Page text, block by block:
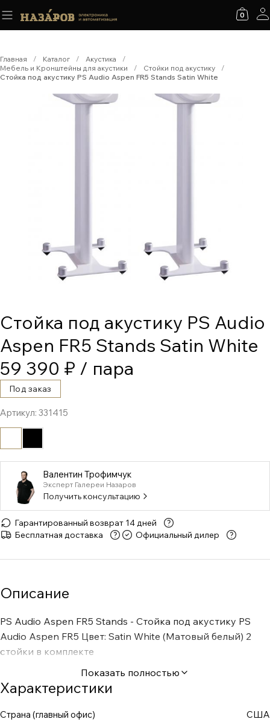
0
Главная / Каталог / Акустика
/
Мебель и Кронштейны для акустики
/ Стойки под акустику
/
Стойка под акустику PS Audio Aspen FR5 Stands Satin White
Стойка под акустику PS Audio
Aspen FR5 Stands Satin White
59 390 ₽ / пара
Под заказ
Артикул: 331415
Валентин Трофимчук
Эксперт Галереи Назаров
Получить консультацию
Гарантированный возврат 14 дней
Бесплатная доставка
Официальный дилер
Описание
PS Audio Aspen FR5 Stands - Стойка под акустику PS
Audio Aspen FR5 Цвет: Satin White (Матовый белый) 2
стойки в комплекте
Показать полностью
Характеристики
Страна (главный офис) США